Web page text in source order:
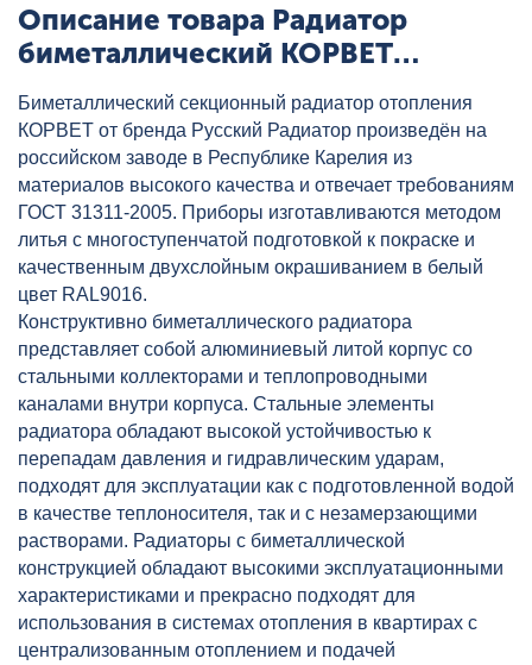
Описание товара Радиатор
биметаллический КОРВЕТ
Русский Радиатор 200/100 8
секц., артикул: RRC200100BM08
Биметаллический секционный радиатор отопления
КОРВЕТ от бренда Русский Радиатор произведён на
российском заводе в Республике Карелия из
материалов высокого качества и отвечает требованиям
ГОСТ 31311-2005. Приборы изготавливаются методом
литья с многоступенчатой подготовкой к покраске и
качественным двухслойным окрашиванием в белый
цвет RAL9016.
Конструктивно биметаллического радиатора
представляет собой алюминиевый литой корпус со
стальными коллекторами и теплопроводными
каналами внутри корпуса. Стальные элементы
радиатора обладают высокой устойчивостью к
перепадам давления и гидравлическим ударам,
подходят для эксплуатации как с подготовленной водой
в качестве теплоносителя, так и c незамерзающими
растворами. Радиаторы с биметаллической
конструкцией обладают высокими эксплуатационными
характеристиками и прекрасно подходят для
использования в системах отопления в квартирах с
централизованным отоплением и подачей